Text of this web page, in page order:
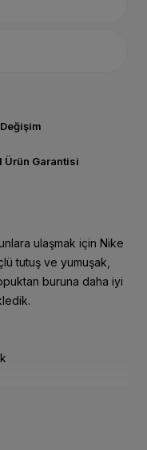
Ürün Garantisi
ulaşmak için Nike
tutuş ve yumuşak,
buruna daha iyi